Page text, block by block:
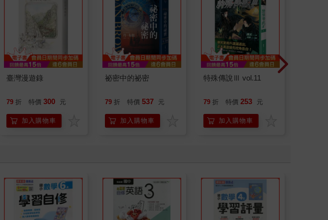
臺灣漫遊錄
79 折 特價 300 元
加入購物車
祕密中的祕密
79 折 特價 537 元
加入購物車
特殊傳說Ⅲ vol.11
79 折 特價 253 元
加入購物車